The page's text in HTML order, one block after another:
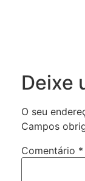
Deixe
O seu
Campos
Comentário *